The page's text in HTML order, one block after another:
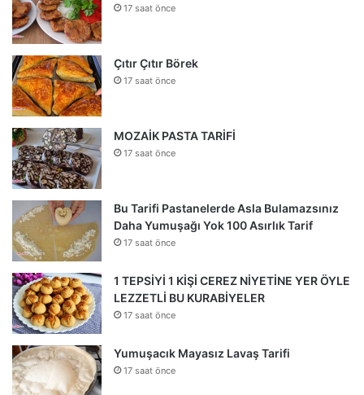
17 saat önce
Çıtır Çıtır Börek
17 saat önce
MOZAİK PASTA TARİFİ
17 saat önce
Bu Tarifi Pastanelerde Asla Bulamazsınız
Daha Yumuşağı Yok 100 Asırlık Tarif
17 saat önce
1 TEPSİYİ 1 KİŞİ CEREZ NİYETİNE YER ÖYLE
LEZZETLİ BU KURABİYELER
17 saat önce
Yumuşacık Mayasız Lavaş Tarifi
17 saat önce